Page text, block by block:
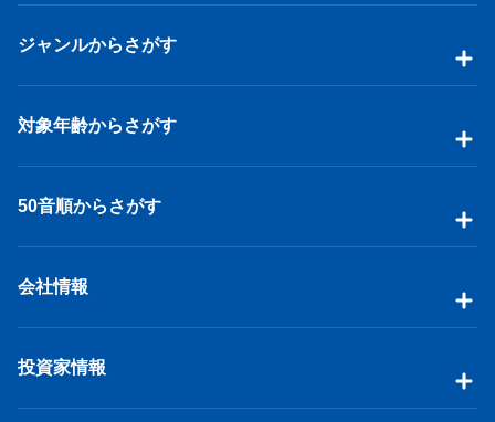
ジャンルからさがす
対象年齢からさがす
50音順からさがす
会社情報
投資家情報